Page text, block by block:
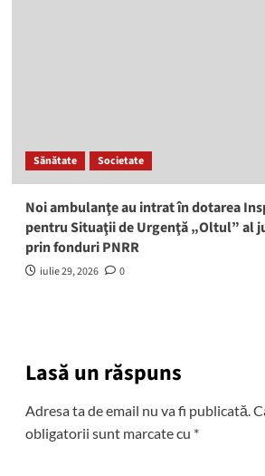
Sănătate Societate
Noi ambulanţe au intrat în dotarea
pentru Situaţii de Urgenţă „Oltul” al
prin fonduri PNRR
iulie 29, 2026 0
Lasă un răspuns
Adresa ta de email nu va fi publicată.
obligatorii sunt marcate cu *